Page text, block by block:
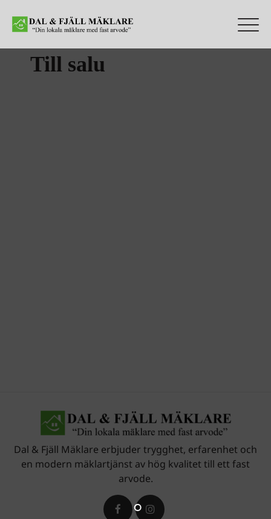
Till salu
Dal & Fjäll Mäklare erbjuder trygghet, erfarenhet och
en modern mäklartjänst av hög kvalitet till ett fast
arvode.